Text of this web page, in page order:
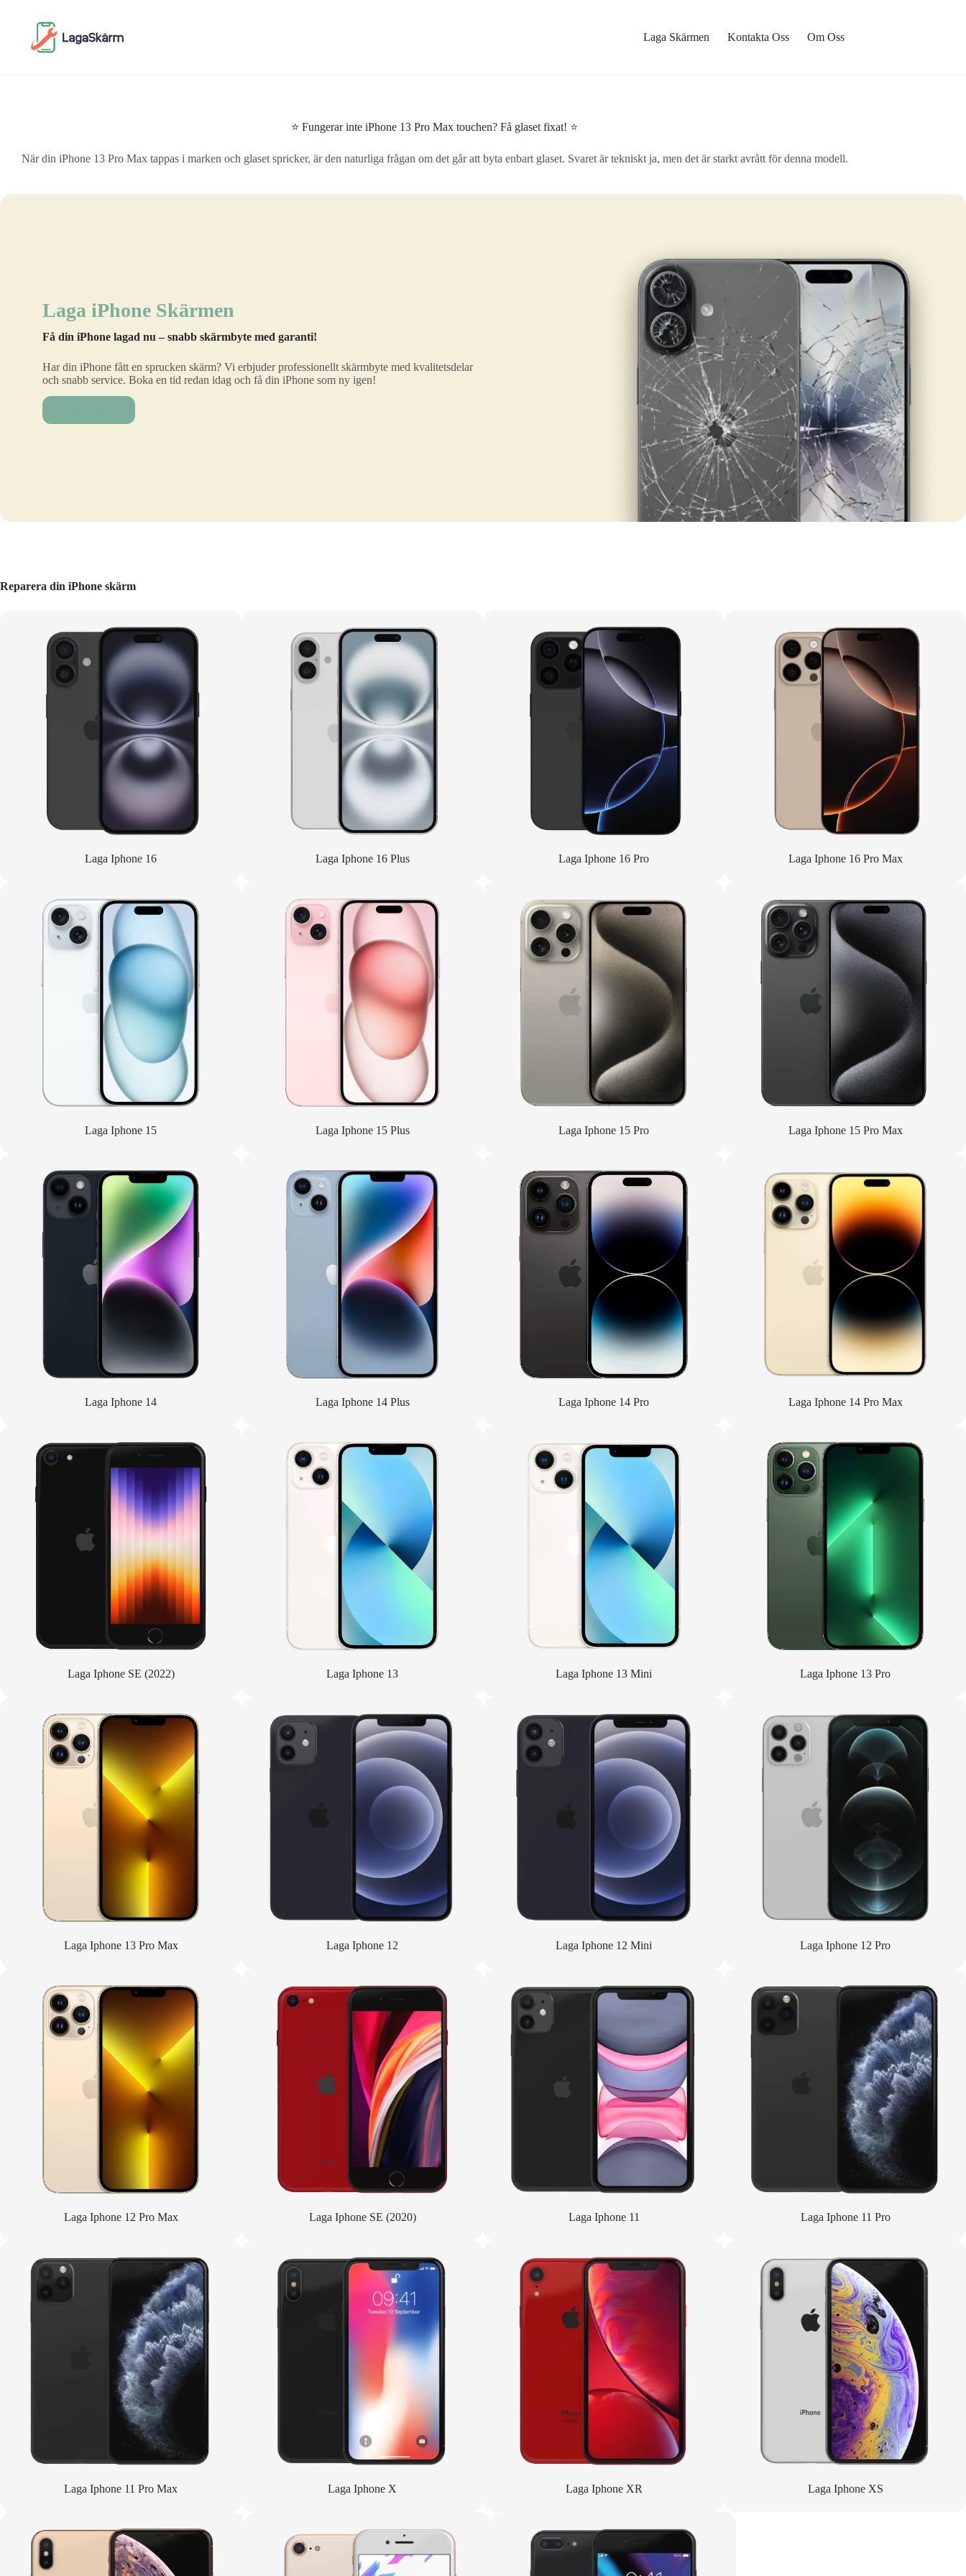
Laga Skärmen Kontakta Oss Om Oss
⭐ Fungerar inte iPhone 13 Pro Max touchen? Få glaset fixat! ⭐
När din iPhone 13 Pro Max tappas i marken och glaset spricker, är den naturliga frågan om det går att byta enbart glaset. Svaret är tekniskt ja, men det är starkt avrått för denna modell.
Laga iPhone Skärmen
Få din iPhone lagad nu – snabb skärmbyte med garanti!
Har din iPhone fått en sprucken skärm? Vi erbjuder professionellt skärmbyte med kvalitetsdelar
och snabb service. Boka en tid redan idag och få din iPhone som ny igen!
Reparera din iPhone skärm
Laga Iphone 16 Laga Iphone 16 Plus Laga Iphone 16 Pro Laga Iphone 16 Pro Max
Laga Iphone 15 Laga Iphone 15 Plus Laga Iphone 15 Pro Laga Iphone 15 Pro Max
Laga Iphone 14 Laga Iphone 14 Plus Laga Iphone 14 Pro Laga Iphone 14 Pro Max
Laga Iphone SE (2022) Laga Iphone 13 Laga Iphone 13 Mini Laga Iphone 13 Pro
Laga Iphone 13 Pro Max Laga Iphone 12 Laga Iphone 12 Mini Laga Iphone 12 Pro
Laga Iphone 12 Pro Max Laga Iphone SE (2020) Laga Iphone 11 Laga Iphone 11 Pro
Laga Iphone 11 Pro Max Laga Iphone X Laga Iphone XR Laga Iphone XS